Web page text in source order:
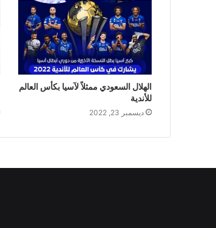
الهلال السعودي ممثلاً لآسيا بكأس العالم
للأندية
ديسمبر 23, 2022